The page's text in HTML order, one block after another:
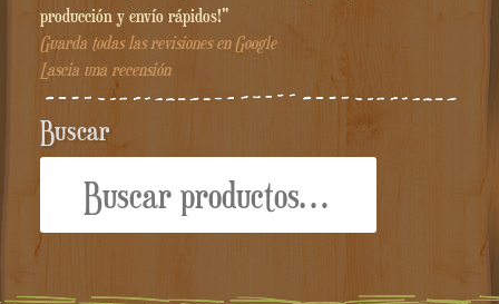
producción y envío rápidos!"
Guarda todas las revisiones en Google
Lascia una recensión
Buscar